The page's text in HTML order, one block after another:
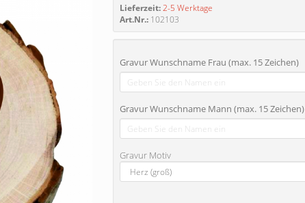
Lieferzeit:2-5 Werktage
Art.Nr.: 102103
Gravur Wunschname Frau (max. 15 Zeichen)
Gravur Wunschname Mann (max. 15 Zeichen)
Gravur Motiv